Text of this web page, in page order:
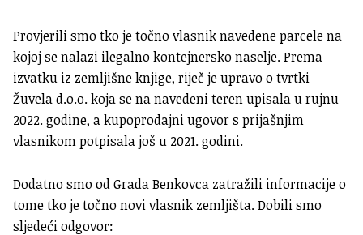
Provjerili smo tko je točno vlasnik navedene parcele na
kojoj se nalazi ilegalno kontejnersko naselje. Prema
izvatku iz zemljišne knjige, riječ je upravo o tvrtki
Žuvela d.o.o. koja se na navedeni teren upisala u rujnu
2022. godine, a kupoprodajni ugovor s prijašnjim
vlasnikom potpisala još u 2021. godini.
Dodatno smo od Grada Benkovca zatražili informacije o
tome tko je točno novi vlasnik zemljišta. Dobili smo
sljedeći odgovor: